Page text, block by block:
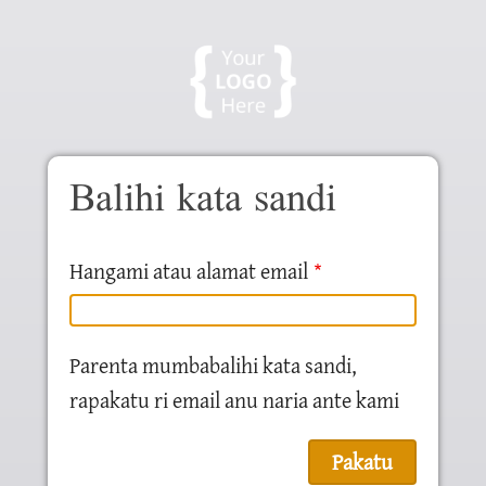
Balihi kata sandi
Hangami atau alamat email
Parenta mumbabalihi kata sandi,
rapakatu ri email anu naria ante kami